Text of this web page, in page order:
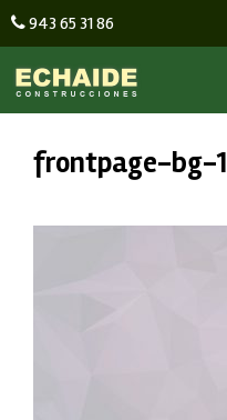
Saltar
al
contenido
943 65 31 86
frontpage-bg-1